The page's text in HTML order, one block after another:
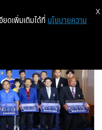
ยดเพิ่มเติมได้ที่ นโยบายความ
X